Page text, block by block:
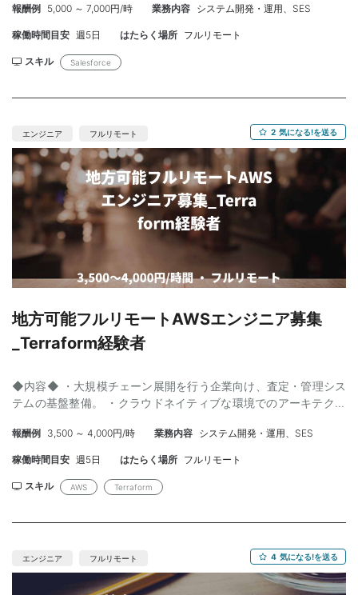
コードレビューおよび品質向上施策の推進 ・開発生産性向上に向
けた技術改善 ◆スキル◆ 【必須】 ・Salesforceを用いた開発経
設計～実装まで一人称で推進できる方 ・チーム開発におけるレビ
Package開発経験 ・ISV企業での開発経験 ・Tech Lead経験 ・
開発経験
報酬例 5,000 ～ 7,000円/時 業務内容 システム開発・運用、SES
稼働時間目安 週5日 はたらく場所 フルリモート
スキル Salesforce
エンジニア フルリモート 2 気になる!を送る
地方可能フルリモートAWSエンジニア募集
_Terraform経験者
◆内容◆ ・大規模チェーン展開を行う企業向け、査定・管理シス
テムの基盤整備。 ・クラウドネイティブな環境でのアーキテクチ
ビューや改善提案など、能動的な技術支援。 【工程】基本設計/詳
細設計/実装/テスト 【開発環境】 言語：Node.js, TypeScript,
Linux, Terraform ツール：記載なし ◆スキル◆ 【必須】 ・ITエン
構築の実績2年以上 ・Linuxサーバーの管理・運用に関する深い知
・コスト最適化を意識した非機能要件の定義経験 【尚可】 ・検索
エンジン（Solr等）を用いた分散構成の知見 ・DB（MySQL等）の
パフォーマンスチューニング経験 ・リーダー層としてステークホ
報酬例 3,500 ～ 4,000円/時 業務内容 システム開発・運用、SES
稼働時間目安 週5日 はたらく場所 フルリモート
スキル AWS Terraform
エンジニア フルリモート 4 気になる!を送る